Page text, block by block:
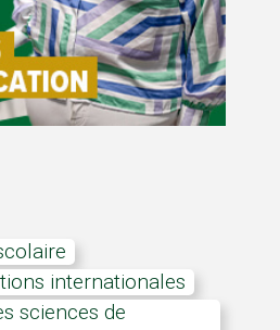
internationales